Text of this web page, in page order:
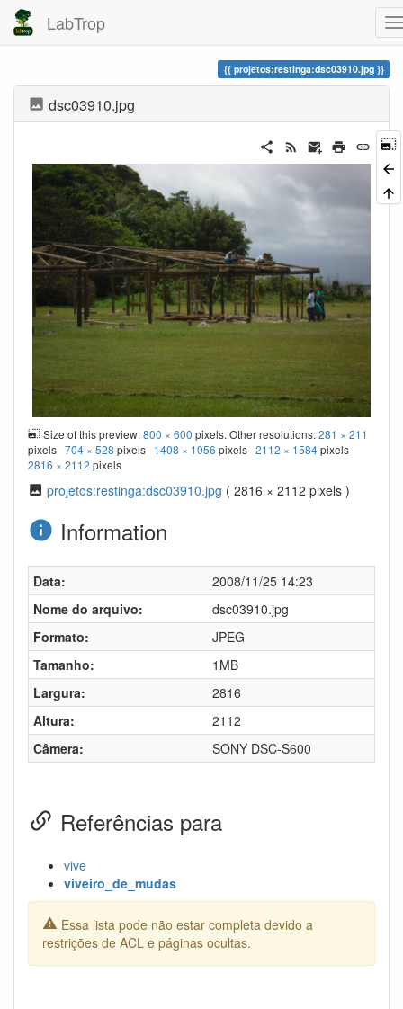
LabTrop
projetos:restinga:dsc03910.jpg
dsc03910.jpg
Size of this preview:800 × 600 pixels. Other resolutions:281 × 211
pixels 704 × 528 pixels 1408 × 1056 pixels 2112 × 1584pixels
2816 × 2112 pixels
projetos:restinga:dsc03910.jpg ( 2816 × 2112 pixels )
Information
Data:
2008/11/25 14:23
Nome do arquivo:
dsc03910.jpg
Formato:
JPEG
Tamanho:
1MB
Largura:
2816
Altura:
2112
Câmera:
SONY DSC-S600
Referências para
vive
viveiro_de_mudas
Essa lista pode não estar completa devido a
restrições de ACL e páginas ocultas.